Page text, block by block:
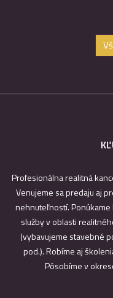
Profesionálna realitná
Venujeme sa predaju aj
nehnuteľností.
služby v oblasti
(vybavujeme stavebné
pod.). Robíme aj
Pôsobíme v